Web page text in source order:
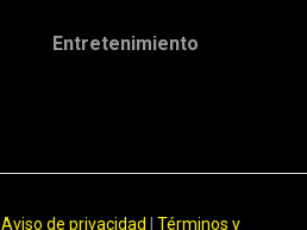
Entretenimiento
Aviso de privacidad Términos y